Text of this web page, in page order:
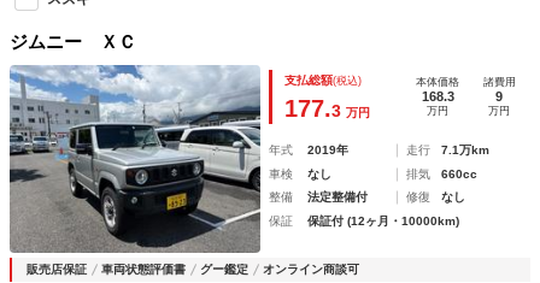
ジムニー ＸＣ
支払総額(税込)
177.3 万円
本体価格
168.3
万円
諸費用
9
万円
年式 2019年 走行
7.1万km
車検
なし 排気
660cc
整備
法定整備付 修復
なし
保証
保証付 (12ヶ月・10000km)
販売店保証 車両状態評価書 グー鑑定 オンライン商談可